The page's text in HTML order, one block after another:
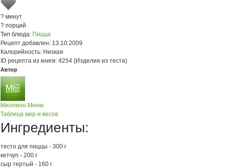
? минут
? порций
Тип блюда: Пицца
Рецепт добавлен: 13.10.2009
Калорийность: Низкая
ID рецепта из книги: 4254 (Изделия из теста)
Автор
Миллион Меню
Таблица мер и весов
Ингредиенты:
тесто для пиццы - 300 г
кетчуп - 200 г
сыр тертый - 160 г